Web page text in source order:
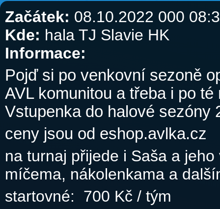
Začátek: 08.10.2022 000
Kde: hala TJ Slavie HK
Informace:
Pojď si po venkovní sezoně
AVL komunitou a třeba i po
Vstupenka do halové sezóny
ceny jsou od eshop.avlka.cz
na turnaj přijede i Saša a
míčema, nákolenkama a
startovné: 700 Kč / tým